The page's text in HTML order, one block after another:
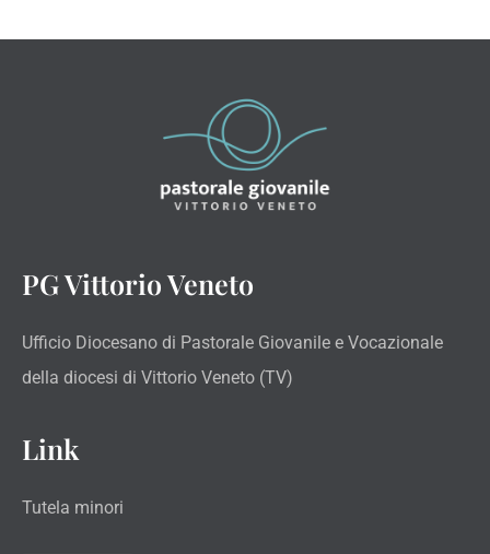
PG Vittorio Veneto
Ufficio Diocesano di Pastorale Giovanile e Vocazionale
della diocesi di Vittorio Veneto (TV)
Link
Tutela minori